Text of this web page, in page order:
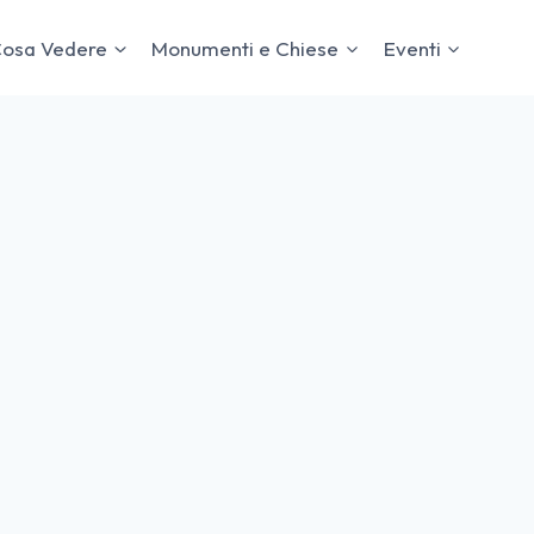
Vedere Monumenti e Chiese Eventi